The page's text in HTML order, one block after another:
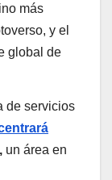
más
y el
global de
de servicios
un área en